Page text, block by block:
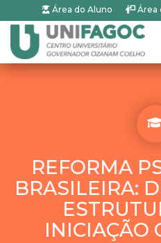
Área do Aluno Área
REFORMA
BRASILEIRA:
INICIAÇÃO